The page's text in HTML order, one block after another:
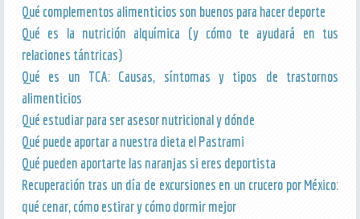
Qué complementos alimenticios son buenos para hacer deporte
Qué es la nutrición alquímica (y cómo te ayudará en tus
relaciones tántricas)
Qué es un TCA: Causas, síntomas y tipos de trastornos
alimenticios
Qué estudiar para ser asesor nutricional y dónde
Qué puede aportar a nuestra dieta el Pastrami
Qué pueden aportarte las naranjas si eres deportista
Recuperación tras un día de excursiones en un crucero por México:
qué cenar, cómo estirar y cómo dormir mejor